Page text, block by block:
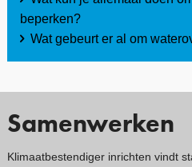
beperken?
Wat gebeurt er al om
Samenwerken
Klimaatbestendiger inrichten vindt